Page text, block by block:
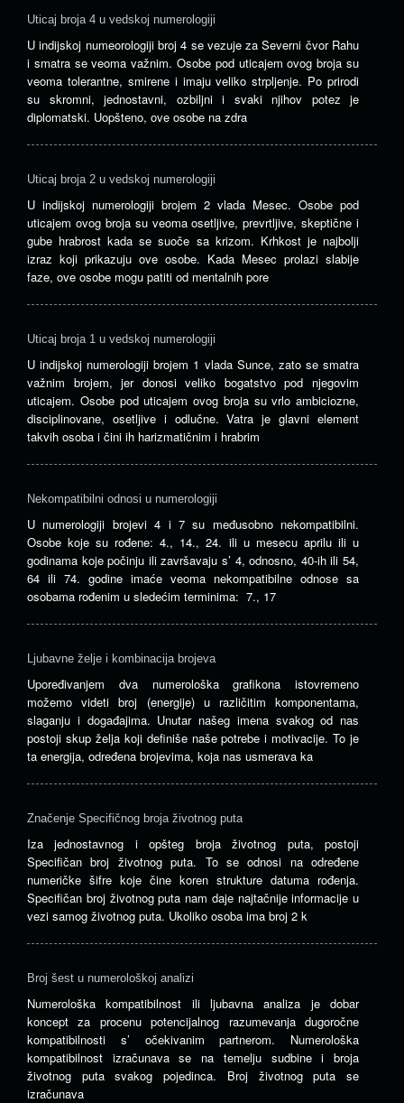
Uticaj broja 4 u vedskoj numerologiji
U indijskoj numeorologiji broj 4 se vezuje za Severni čvor Rahu
i smatra se veoma važnim. Osobe pod uticajem ovog broja su
veoma tolerantne, smirene i imaju veliko strpljenje. Po prirodi
su skromni, jednostavni, ozbiljni i svaki njihov potez je
diplomatski. Uopšteno, ove osobe na zdra
Uticaj broja 2 u vedskoj numerologiji
U indijskoj numerologiji brojem 2 vlada Mesec. Osobe pod
uticajem ovog broja su veoma osetljive, prevrtljive, skeptične i
gube hrabrost kada se suoče sa krizom. Krhkost je najbolji
izraz koji prikazuju ove osobe. Kada Mesec prolazi slabije
faze, ove osobe mogu patiti od mentalnih pore
Uticaj broja 1 u vedskoj numerologiji
U indijskoj numerologiji brojem 1 vlada Sunce, zato se smatra
važnim brojem, jer donosi veliko bogatstvo pod njegovim
uticajem. Osobe pod uticajem ovog broja su vrlo ambiciozne,
disciplinovane, osetljive i odlučne. Vatra je glavni element
takvih osoba i čini ih harizmatičnim i hrabrim
Nekompatibilni odnosi u numerologiji
U numerologiji brojevi 4 i 7 su međusobno nekompatibilni.
Osobe koje su rođene: 4., 14., 24. ili u mesecu aprilu ili u
godinama koje počinju ili završavaju s’ 4, odnosno, 40-ih ili 54,
64 ili 74. godine imaće veoma nekompatibilne odnose sa
osobama rođenim u sledećim terminima: 7., 17
Ljubavne želje i kombinacija brojeva
Upoređivanjem dva numerološka grafikona istovremeno
možemo videti broj (energije) u različitim komponentama,
slaganju i događajima. Unutar našeg imena svakog od nas
postoji skup želja koji definiše naše potrebe i motivacije. To je
ta energija, određena brojevima, koja nas usmerava ka
Značenje Specifičnog broja životnog puta
Iza jednostavnog i opšteg broja životnog puta, postoji
Specifičan broj životnog puta. To se odnosi na određene
numeričke šifre koje čine koren strukture datuma rođenja.
Specifičan broj životnog puta nam daje najtačnije informacije u
vezi samog životnog puta. Ukoliko osoba ima broj 2 k
Broj šest u numerološkoj analizi
Numerološka kompatibilnost ili ljubavna analiza je dobar
koncept za procenu potencijalnog razumevanja dugoročne
kompatibilnosti s’ očekivanim partnerom. Numerološka
kompatibilnost izračunava se na temelju sudbine i broja
životnog puta svakog pojedinca. Broj životnog puta se
izračunava